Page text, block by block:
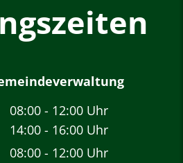
08:00 - 12:00 Uhr
Von 08:00 bis 12:00
14:00 - 16:00 Uhr
Von 14:00 bis 16:00
08:00 - 12:00 Uhr